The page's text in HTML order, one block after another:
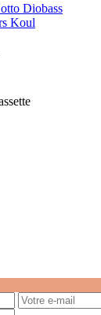
Diobass
Koul